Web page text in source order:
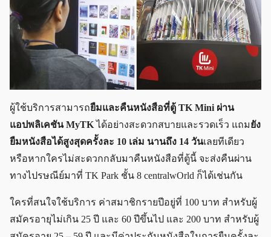
ผู้ใช้บริการสามารถยืมและคืนหนังสือที่ตู้ TK Mini ผ่าน
แอปพลิเคชัน MyTKได้อย่างสะดวกสบายและรวดเร็ว แถมยัง
ยืมหนังสือได้สูงสุดครั้งละ 10 เล่ม นานถึง 14 วันเลยทีเดียว
หรือหากใครไม่สะดวกกลับมาคืนหนังสือที่ตู้นี้ จะส่งคืนผ่าน
ทางไปรษณีย์มาที่ TK Park ชั้น 8 centralwOrld ก็ได้เช่นกัน
ใครที่สนใจใช้บริการ ค่าสมาชิกรายปีอยู่ที่ 100 บาท สำหรับผู้
สมัครอายุไม่เกิน 25 ปี และ 60 ปีขึ้นไป และ 200 บาท สำหรับผู้